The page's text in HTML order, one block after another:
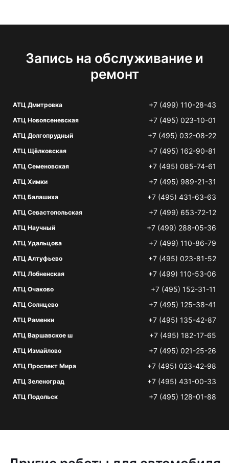
Запись на обслуживание и
ремонт
АТЦ Дмитровка +7 (499) 110-28-43
АТЦ Новоясеневская +7 (495) 023-10-01
АТЦ Долгопрудный +7 (495) 032-08-22
АТЦ Щёлковская +7 (495) 162-90-81
АТЦ Семеновская +7 (495) 085-74-61
АТЦ Химки +7 (495) 989-21-31
АТЦ Балашиха +7 (495) 431-63-63
АТЦ Севастопольская +7 (499) 653-72-12
АТЦ Научный +7 (499) 288-05-36
АТЦ Удальцова +7 (499) 110-86-79
АТЦ Алтуфьево +7 (495) 023-81-52
АТЦ Лобненская +7 (499) 110-53-06
АТЦ Очаково +7 (495) 152-31-11
АТЦ Солнцево +7 (495) 125-38-41
АТЦ Раменки +7 (495) 135-42-87
АТЦ Варшавское ш +7 (495) 182-17-65
АТЦ Измайлово +7 (495) 021-25-26
АТЦ Проспект Мира +7 (495) 023-42-98
АТЦ Зеленоград +7 (495) 431-00-33
АТЦ Подольск +7 (495) 128-01-88